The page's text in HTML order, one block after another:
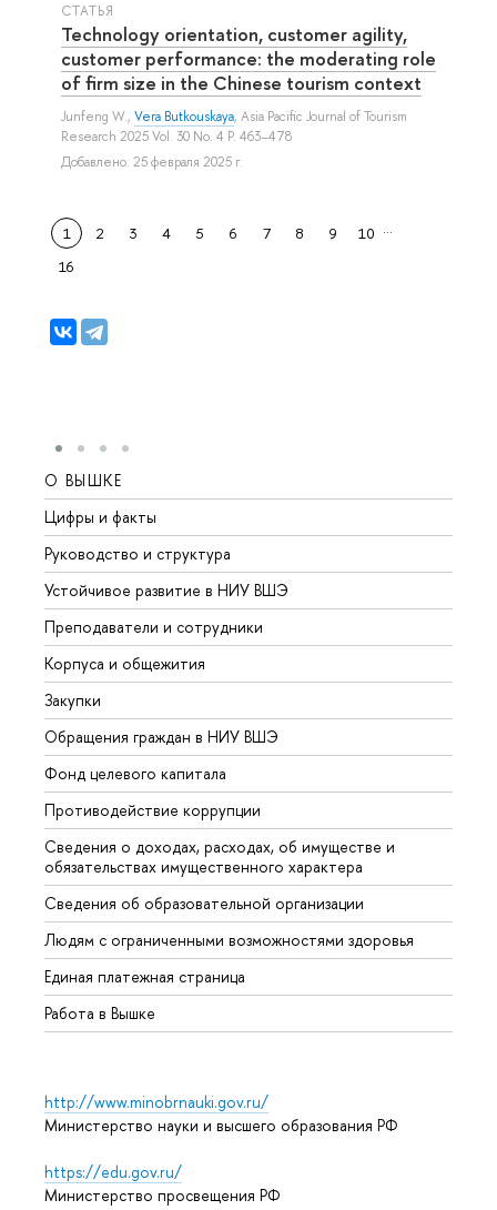
СТАТЬЯ
Technology orientation, customer agility,
customer performance: the moderating role
of firm size in the Chinese tourism context
Junfeng W., Vera Butkouskaya, Asia Pacific Journal of Tourism
Research 2025 Vol. 30 No. 4 P. 463–478
Добавлено: 25 февраля 2025 г.
1 2 3 4 5 6 7 8 9 10 …
16
О ВЫШКЕ
Цифры и факты
Руководство и структура
Устойчивое развитие в НИУ ВШЭ
Преподаватели и сотрудники
Корпуса и общежития
Закупки
Обращения граждан в НИУ ВШЭ
Фонд целевого капитала
Противодействие коррупции
Сведения о доходах, расходах, об имуществе и
обязательствах имущественного характера
Сведения об образовательной организации
Людям с ограниченными возможностями здоровья
Единая платежная страница
Работа в Вышке
http://www.minobrnauki.gov.ru/
Министерство науки и высшего образования РФ
https://edu.gov.ru/
Министерство просвещения РФ